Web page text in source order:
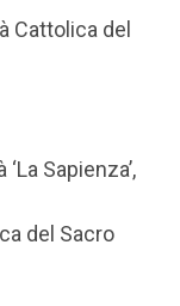
Cattolica del
Sapienza’,
del Sacro